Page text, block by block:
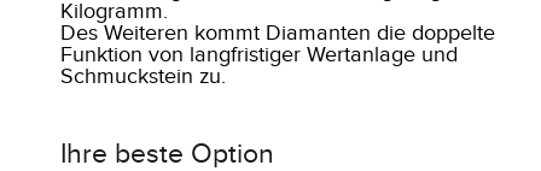
Kilogramm.
Des Weiteren kommt Diamanten die doppelte
Funktion von langfristiger Wertanlage und
Schmuckstein zu.
Ihre beste Option